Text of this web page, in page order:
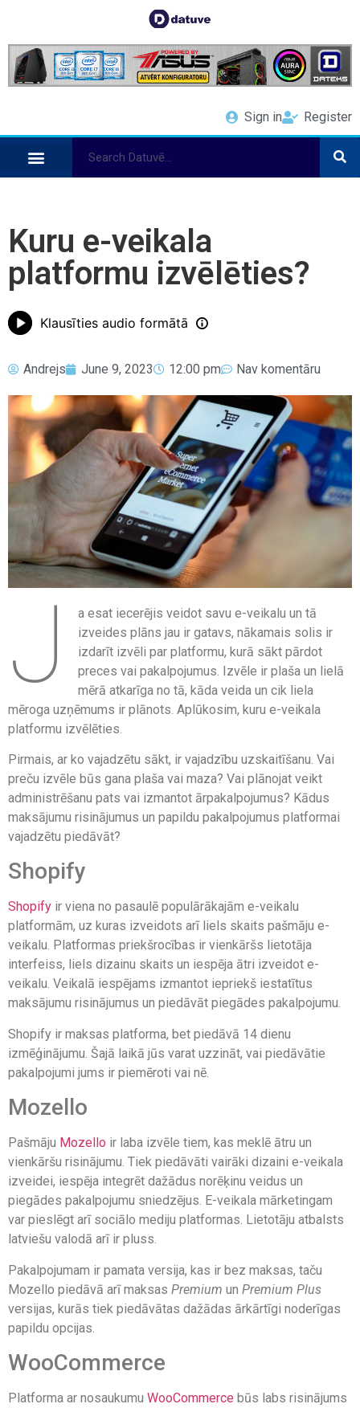
Sign in Register
Kuru e-veikala
platformu izvēlēties?
Klausīties audio formātā
Andrejs June 9, 2023 12:00 pm Nav komentāru
J
a esat iecerējis veidot savu e-veikalu un tā
izveides plāns jau ir gatavs, nākamais solis ir
izdarīt izvēli par platformu, kurā sākt pārdot
preces vai pakalpojumus. Izvēle ir plaša un lielā
mērā atkarīga no tā, kāda veida un cik liela
mēroga uzņēmums ir plānots. Aplūkosim, kuru e-veikala
platformu izvēlēties.
Pirmais, ar ko vajadzētu sākt, ir vajadzību uzskaitīšanu. Vai
preču izvēle būs gana plaša vai maza? Vai plānojat veikt
administrēšanu pats vai izmantot ārpakalpojumus? Kādus
maksājumu risinājumus un papildu pakalpojumus platformai
vajadzētu piedāvāt?
Shopify
Shopify ir viena no pasaulē populārākajām e-veikalu
platformām, uz kuras izveidots arī liels skaits pašmāju e-
veikalu. Platformas priekšrocības ir vienkāršs lietotāja
interfeiss, liels dizainu skaits un iespēja ātri izveidot e-
veikalu. Veikalā iespējams izmantot iepriekš iestatītus
maksājumu risinājumus un piedāvāt piegādes pakalpojumu.
Shopify ir maksas platforma, bet piedāvā 14 dienu
izmēģinājumu. Šajā laikā jūs varat uzzināt, vai piedāvātie
pakalpojumi jums ir piemēroti vai nē.
Mozello
Pašmāju Mozello ir laba izvēle tiem, kas meklē ātru un
vienkāršu risinājumu. Tiek piedāvāti vairāki dizaini e-veikala
izveidei, iespēja integrēt dažādus norēķinu veidus un
piegādes pakalpojumu sniedzējus. E-veikala mārketingam
var pieslēgt arī sociālo mediju platformas. Lietotāju atbalsts
latviešu valodā arī ir pluss.
Pakalpojumam ir pamata versija, kas ir bez maksas, taču
Mozello piedāvā arī maksas Premium un Premium Plus
versijas, kurās tiek piedāvātas dažādas ārkārtīgi noderīgas
papildu opcijas.
WooCommerce
Platforma ar nosaukumu WooCommerce būs labs risinājums